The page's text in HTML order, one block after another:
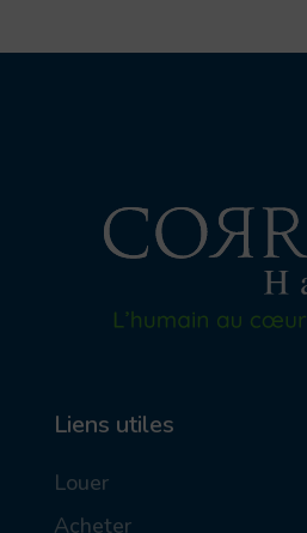
Liens utiles
Louer
Acheter